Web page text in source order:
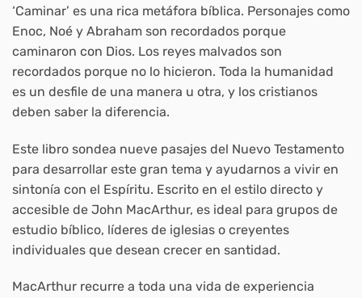
‘Caminar’ es una rica metáfora bíblica. Personajes como
Enoc, Noé y Abraham son recordados porque
caminaron con Dios. Los reyes malvados son
recordados porque no lo hicieron. Toda la humanidad
es un desfile de una manera u otra, y los cristianos
deben saber la diferencia.
Este libro sondea nueve pasajes del Nuevo Testamento
para desarrollar este gran tema y ayudarnos a vivir en
sintonía con el Espíritu. Escrito en el estilo directo y
accesible de John MacArthur, es ideal para grupos de
estudio bíblico, líderes de iglesias o creyentes
individuales que desean crecer en santidad.
MacArthur recurre a toda una vida de experiencia